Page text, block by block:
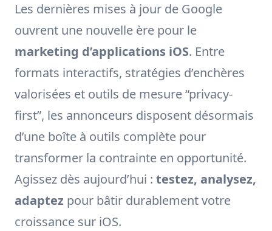
Les dernières mises à jour de Google
ouvrent une nouvelle ère pour le
marketing d’applications iOS. Entre
formats interactifs, stratégies d’enchères
valorisées et outils de mesure “privacy-
first”, les annonceurs disposent désormais
d’une boîte à outils complète pour
transformer la contrainte en opportunité.
Agissez dès aujourd’hui : testez, analysez,
adaptez pour bâtir durablement votre
croissance sur iOS.